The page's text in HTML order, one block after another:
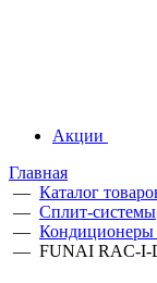
Акции
Главная
— Каталог
— Сплит-системы
—
— FUNAI RAC-I-